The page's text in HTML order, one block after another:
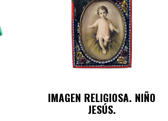
IMAGEN RELIGIOSA. NIÑO
JESÚS.